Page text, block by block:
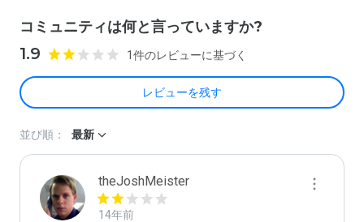
コミュニティは何と言っていますか?
1.9 1件のレビューに基づく
レビューを残す
並び順： 最新
theJoshMeister
14年前